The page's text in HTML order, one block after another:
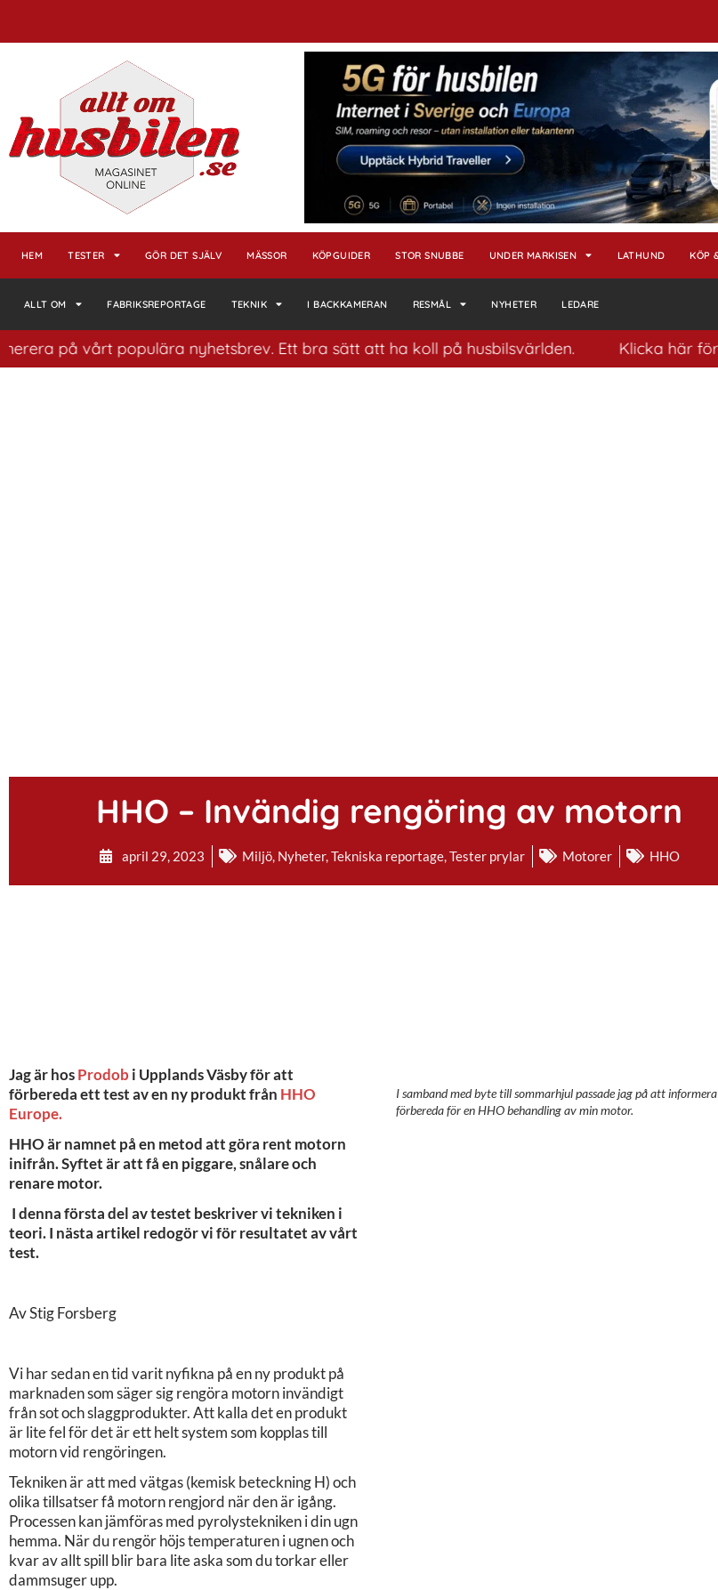
HEM TESTER GÖR DET SJÄLV MÄSSOR KÖPGUIDER STOR SNUBBE UNDER MARKISEN LATHUND KÖP
ALLT OM FABRIKSREPORTAGE TEKNIK I BACKKAMERAN RESMÅL NYHETER LEDARE
vårt populära nyhetsbrev. Ett bra sätt att ha koll på husbilsvärlden. Klicka här för att
HHO – Invändig rengöring av motorn
april 29, 2023 Miljö, Nyheter,Tekniska reportage,Tester prylar Motorer HHO
Jag är hosProdobi Upplands Väsby för att
förbereda ett test av en ny produkt från HHO
Europe.
HHO är namnet på en metod att göra rent motorn
inifrån. Syftet är att få en piggare, snålare och
renare motor.
I denna första del av testet beskriver vi tekniken i
teori. I nästa artikel redogör vi för resultatet av vårt
test.
Av Stig Forsberg
Vi har sedan en tid varit nyfikna på en ny produkt på
marknaden som säger sig rengöra motorn invändigt
från sot och slaggprodukter. Att kalla det en produkt
är lite fel för det är ett helt system som kopplas till
motorn vid rengöringen.
Tekniken är att med vätgas (kemisk beteckning H) och
olika tillsatser få motorn rengjord när den är igång.
Processen kan jämföras med pyrolystekniken i din ugn
hemma. När du rengör höjs temperaturen i ugnen och
kvar av allt spill blir bara lite aska som du torkar eller
dammsuger upp.
I samband med byte till sommarhjul passade jag på att
förbereda för en HHO behandling av min motor.